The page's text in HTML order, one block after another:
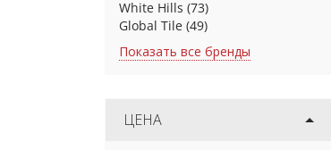
White Hills (73)
Global Tile (49)
Показать все бренды
ЦЕНА